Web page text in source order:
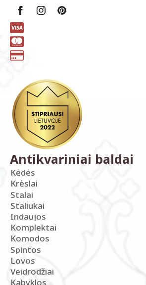
Antikvariniai baldai
Kėdės
Krėslai
Stalai
Staliukai
Indaujos
Komplektai
Komodos
Spintos
Lovos
Veidrodžiai
Kabyklos